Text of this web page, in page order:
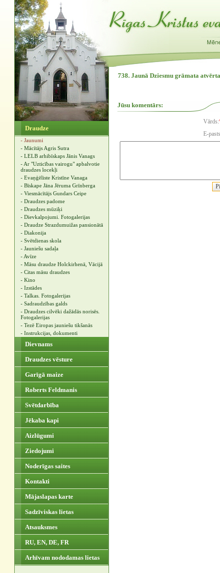
Draudze
- Jaunumi
- Mācītājs Agris Sutra
- LELB arhibīskaps Jānis Vanags
- Ar "Uzticības vairogu" apbalvotie
draudzes locekļi
- Evaņģēliste Kristīne Vanaga
- Bīskape Jāna Jēruma Grīnberga
- Viesmācītājs Gundars Ceipe
- Draudzes padome
- Draudzes mūziķi
- Dievkalpojumi. Fotogalerijas
- Draudze Strazdumuižas pansionātā
- Diakonija
- Svētdienas skola
- Jauniešu sadaļa
- Avīze
- Māsu draudze Holckirhenā, Vācijā
- Citas māsu draudzes
- Kino
- Izstādes
- Talkas. Fotogalerijas
- Sadraudzības galds
- Draudzes cilvēki dažādās norisēs.
Fotogalerijas
- Tezē Eiropas jauniešu tikšanās
- Instrukcijas, dokumenti
Dievnams
Draudzes vēsture
Garīgā maize
Roberts Feldmanis
Svētdarbība
Jēkaba kapi
Aizlūgumi
Ziedojumi
Noderīgas saites
Kontakti
Mājaslapas karte
Sadzīviskas lietas
Atsauksmes
RU, EN, DE, FR
Arhīvam nododamas lietas
738. Jaunā Dziesmu grāmata
Jūsu komentārs:
Vārds:
E-